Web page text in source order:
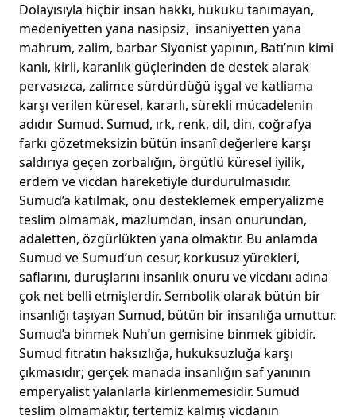
Dolayısıyla hiçbir insan hakkı, hukuku tanımayan,
medeniyetten yana nasipsiz, insaniyetten yana
mahrum, zalim, barbar Siyonist yapının, Batı’nın kimi
kanlı, kirli, karanlık güçlerinden de destek alarak
pervasızca, zalimce sürdürdüğü işgal ve katliama
karşı verilen küresel, kararlı, sürekli mücadelenin
adıdır Sumud. Sumud, ırk, renk, dil, din, coğrafya
farkı gözetmeksizin bütün insanî değerlere karşı
saldırıya geçen zorbalığın, örgütlü küresel iyilik,
erdem ve vicdan hareketiyle durdurulmasıdır.
Sumud’a katılmak, onu desteklemek emperyalizme
teslim olmamak, mazlumdan, insan onurundan,
adaletten, özgürlükten yana olmaktır. Bu anlamda
Sumud ve Sumud’un cesur, korkusuz yürekleri,
saflarını, duruşlarını insanlık onuru ve vicdanı adına
çok net belli etmişlerdir. Sembolik olarak bütün bir
insanlığı taşıyan Sumud, bütün bir insanlığa umuttur.
Sumud’a binmek Nuh’un gemisine binmek gibidir.
Sumud fıtratın haksızlığa, hukuksuzluğa karşı
çıkmasıdır; gerçek manada insanlığın saf yanının
emperyalist yalanlarla kirlenmemesidir. Sumud
teslim olmamaktır, tertemiz kalmış vicdanın